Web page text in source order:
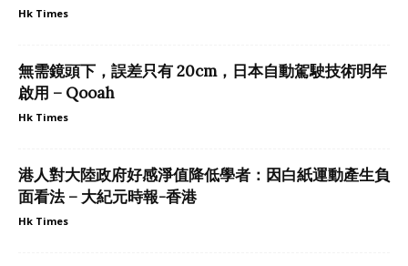
Hk Times
無需鏡頭下，誤差只有 20cm，日本自動駕駛技術明年
啟用 – Qooah
Hk Times
港人對大陸政府好感淨值降低學者：因白紙運動產生負
面看法 – 大紀元時報-香港
Hk Times